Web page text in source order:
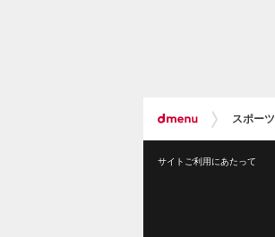
スポーツ
サイトご利用にあたって